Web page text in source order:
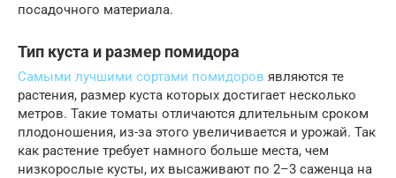
посадочного материала.
Тип куста и размер помидора
Самыми лучшими сортами помидоров являются те
растения, размер куста которых достигает несколько
метров. Такие томаты отличаются длительным сроком
плодоношения, из-за этого увеличивается и урожай. Так
как растение требует намного больше места, чем
низкорослые кусты, их высаживают по 2–3 саженца на